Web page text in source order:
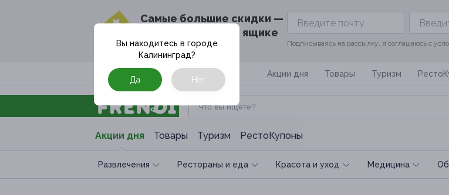
Cамые большие скидки —
в твоём почтовом ящике
Подписываясь на рассылку, я соглашаюсь с
Москва Акции дня Товары Туризм
Акции дня Товары Туризм РестоКупоны
Развлечения Рестораны и еда Красота и уход Медицина
Вы находитесь в городе
Калининград?
Да Нет